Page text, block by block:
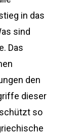
in das
sind
Das
den
dieser
so